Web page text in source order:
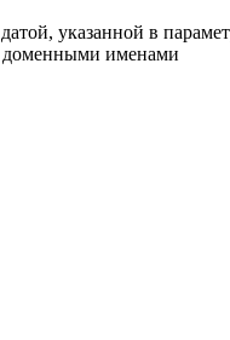
указанной в
доменными именами